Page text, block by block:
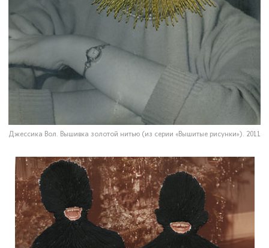
Джессика Вол. Вышивка золотой нитью (из серии «Вышитые рисунки»). 2011